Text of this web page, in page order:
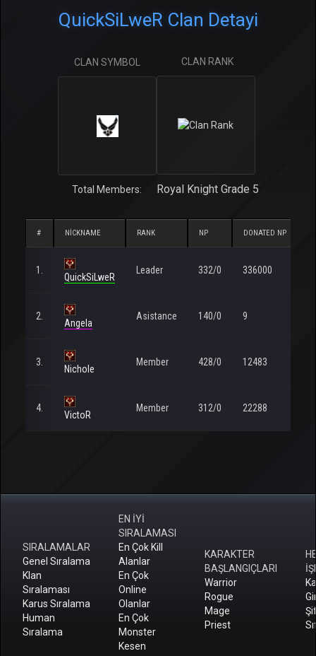
QuickSiLweR Clan Detayi
CLAN SYMBOL
Total Members:
CLAN RANK
Royal Knight Grade 5
# NICKNAME RANK NP DONATED NP
1.
QuickSiLweR
Leader 332/0 336000
2.
Angela
Asistance 140/0 9
3.
Nichole
Member 428/0 12483
4.
VictoR
Member 312/0 22288
SIRALAMALAR
Genel Sıralama
Klan
Sıralaması
Karus Sıralama
Human
Sıralama
EN İYİ
SIRALAMASI
En Çok Kill
Alanlar
En Çok
Online
Olanlar
En Çok
Monster
Kesen
KARAKTER
BAŞLANGIÇLARI
Warrior
Rogue
Mage
Priest